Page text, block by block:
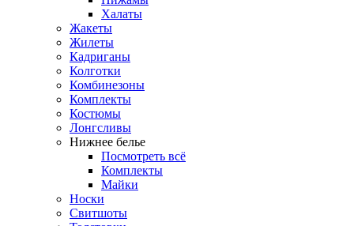
Халаты
Жакеты
Жилеты
Кадриганы
Колготки
Комбинезоны
Комплекты
Костюмы
Лонгсливы
Нижнее белье
Посмотреть всё
Комплекты
Майки
Носки
Свитшоты